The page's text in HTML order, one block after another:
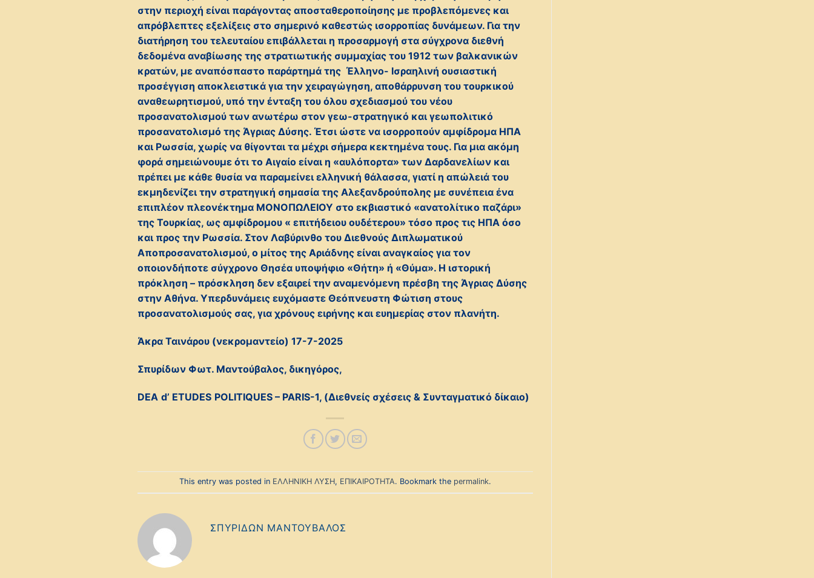
στην περιοχή είναι παράγοντας αποσταθεροποίησης με προβλεπόμενες και
απρόβλεπτες εξελίξεις στο σημερινό καθεστώς ισορροπίας δυνάμεων. Για την
διατήρηση του τελευταίου επιβάλλεται η προσαρμογή στα σύγχρονα διεθνή
δεδομένα αναβίωσης της στρατιωτικής συμμαχίας του 1912 των βαλκανικών
κρατών, με αναπόσπαστο παράρτημά της Έλληνο- Ισραηλινή ουσιαστική
προσέγγιση αποκλειστικά για την χειραγώγηση, αποθάρρυνση του τουρκικού
αναθεωρητισμού, υπό την ένταξη του όλου σχεδιασμού του νέου
προσανατολισμού των ανωτέρω στον γεω-στρατηγικό και γεωπολιτικό
προσανατολισμό της Άγριας Δύσης. Έτσι ώστε να ισορροπούν αμφίδρομα ΗΠΑ
και Ρωσσία, χωρίς να θίγονται τα μέχρι σήμερα κεκτημένα τους. Για μια ακόμη
φορά σημειώνουμε ότι το Αιγαίο είναι η «αυλόπορτα» των Δαρδανελίων και
πρέπει με κάθε θυσία να παραμείνει ελληνική θάλασσα, γιατί η απώλειά του
εκμηδενίζει την στρατηγική σημασία της Αλεξανδρούπολης με συνέπεια ένα
επιπλέον πλεονέκτημα ΜΟΝΟΠΩΛΕΙΟΥ στο εκβιαστικό «ανατολίτικο παζάρι»
της Τουρκίας, ως αμφίδρομου « επιτήδειου ουδέτερου» τόσο προς τις ΗΠΑ όσο
και προς την Ρωσσία. Στον Λαβύρινθο του Διεθνούς Διπλωματικού
Αποπροσανατολισμού, ο μίτος της Αριάδνης είναι αναγκαίος για τον
οποιονδήποτε σύγχρονο Θησέα υποψήφιο «Θήτη» ή «Θύμα». Η ιστορική
πρόκληση – πρόσκληση δεν εξαιρεί την αναμενόμενη πρέσβη της Άγριας Δύσης
στην Αθήνα. Υπερδυνάμεις ευχόμαστε Θεόπνευστη Φώτιση στους
προσανατολισμούς σας, για χρόνους ειρήνης και ευημερίας στον πλανήτη.
Άκρα Ταινάρου (νεκρομαντείο) 17-7-2025
Σπυρίδων Φωτ. Μαντούβαλος, δικηγόρος,
DEA d’ ETUDES POLITIQUES – PARIS-1, (Διεθνείς σχέσεις & Συνταγματικό δίκαιο)
This entry was posted in ΕΛΛΗΝΙΚΗ ΛΥΣΗ, ΕΠΙΚΑΙΡΟΤΗΤΑ. Bookmark the permalink.
ΣΠΥΡΊΔΩΝ ΜΑΝΤΟΎΒΑΛΟΣ